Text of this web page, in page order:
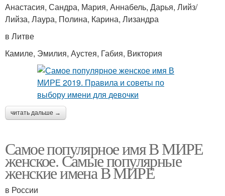
Анастасия, Сандра, Мария, Аннабель, Дарья, Лийз/
Лийза, Лаура, Полина, Карина, Лизандра
в Литве
Камиле, Эмилия, Аустея, Габия, Виктория
читать дальше →
Самое популярное имя В МИРЕ
женское. Самые популярные
женские имена В МИРЕ
в России